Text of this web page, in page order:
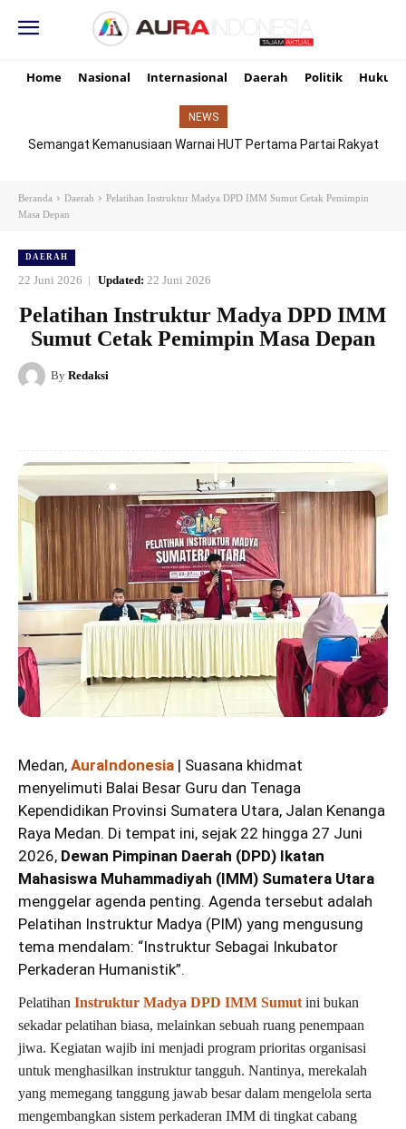
Home Nasional Internasional Daerah Politik Hukum
NEWS
Semangat Kemanusiaan Warnai HUT Pertama Partai Rakyat
Beranda Daerah
Pelatihan Instruktur Madya DPD IMM Sumut Cetak Pemimpin
Masa Depan
DAERAH
22 Juni 2026 Updated: 22 Juni 2026
Pelatihan Instruktur Madya DPD IMM
Sumut Cetak Pemimpin Masa Depan
By Redaksi
Medan, AuraIndonesia | Suasana khidmat
menyelimuti Balai Besar Guru dan Tenaga
Kependidikan Provinsi Sumatera Utara, Jalan Kenanga
Raya Medan. Di tempat ini, sejak 22 hingga 27 Juni
2026, Dewan Pimpinan Daerah (DPD) Ikatan
Mahasiswa Muhammadiyah (IMM) Sumatera Utara
menggelar agenda penting. Agenda tersebut adalah
Pelatihan Instruktur Madya (PIM) yang mengusung
tema mendalam: “Instruktur Sebagai Inkubator
Perkaderan Humanistik”.
Pelatihan Instruktur Madya DPD IMM Sumut ini bukan
sekadar pelatihan biasa, melainkan sebuah ruang penempaan
jiwa. Kegiatan wajib ini menjadi program prioritas organisasi
untuk menghasilkan instruktur tangguh. Nantinya, merekalah
yang memegang tanggung jawab besar dalam mengelola serta
mengembangkan sistem perkaderan IMM di tingkat cabang